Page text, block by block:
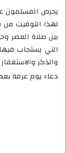
يحرص المسلمون
لهذا التوقيت
بين صلاة العصر
التي يستجاب فيها
والذكر
دعاء يوم عرفة